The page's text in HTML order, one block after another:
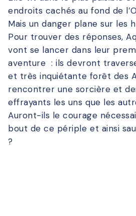
endroits cachés au fond de
Mais un danger plane sur les
Pour trouver des réponses,
vont se lancer dans leur
aventure : ils devront
et très inquiétante forêt des
rencontrer une sorcière et
effrayants les uns que les
Auront-ils le courage
bout de ce périple et ainsi
?